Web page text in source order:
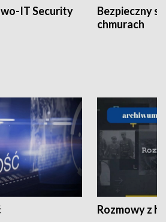
IT Security
Bezpieczny
chmurach
Rozmowy z